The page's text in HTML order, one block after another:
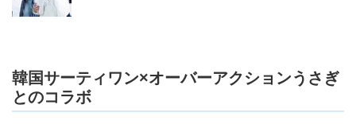
韓国サーティワン×オーバーアクションうさぎ
とのコラボ